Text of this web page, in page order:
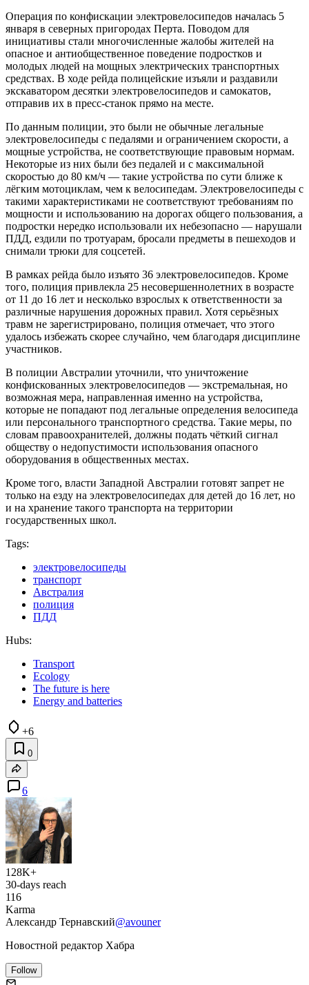
Операция по конфискации электровелосипедов началась 5
января в северных пригородах Перта. Поводом для
инициативы стали многочисленные жалобы жителей на
опасное и антиобщественное поведение подростков и
молодых людей на мощных электрических транспортных
средствах. В ходе рейда полицейские изъяли и раздавили
экскаватором десятки электровелосипедов и самокатов,
отправив их в пресс-станок прямо на месте.
По данным полиции, это были не обычные легальные
электровелосипеды с педалями и ограничением скорости, а
мощные устройства, не соответствующие правовым нормам.
Некоторые из них были без педалей и с максимальной
скоростью до 80 км/ч — такие устройства по сути ближе к
лёгким мотоциклам, чем к велосипедам. Электровелосипеды с
такими характеристиками не соответствуют требованиям по
мощности и использованию на дорогах общего пользования, а
подростки нередко использовали их небезопасно — нарушали
ПДД, ездили по тротуарам, бросали предметы в пешеходов и
снимали трюки для соцсетей.
В рамках рейда было изъято 36 электровелосипедов. Кроме
того, полиция привлекла 25 несовершеннолетних в возрасте
от 11 до 16 лет и несколько взрослых к ответственности за
различные нарушения дорожных правил. Хотя серьёзных
травм не зарегистрировано, полиция отмечает, что этого
удалось избежать скорее случайно, чем благодаря дисциплине
участников.
В полиции Австралии уточнили, что уничтожение
конфискованных электровелосипедов — экстремальная, но
возможная мера, направленная именно на устройства,
которые не попадают под легальные определения велосипеда
или персонального транспортного средства. Такие меры, по
словам правоохранителей, должны подать чёткий сигнал
обществу о недопустимости использования опасного
оборудования в общественных местах.
Кроме того, власти Западной Австралии готовят запрет не
только на езду на электровелосипедах для детей до 16 лет, но
и на хранение такого транспорта на территории
государственных школ.
Tags:
электровелосипеды
транспорт
Австралия
полиция
ПДД
Hubs:
Transport
Ecology
The future is here
Energy and batteries
+6
0
6
128K+
30-days reach
116
Karma
Александр Тернавский@avouner
Новостной редактор Хабра
Follow